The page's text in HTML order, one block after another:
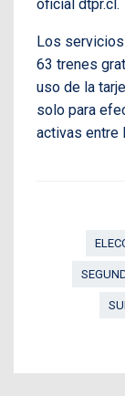
oficial dtpr.cl.
Los servicios
63 trenes
uso de la
solo para
activas entre